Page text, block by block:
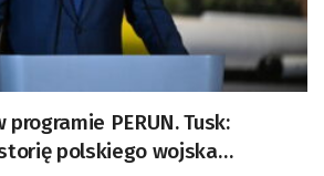
PERUN. Tusk:
polskiego wojska